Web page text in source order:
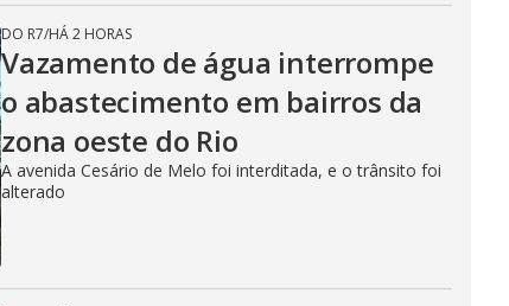
DO R7/HÁ 2 HORAS
Vazamento de água interrompe
o abastecimento em bairros da
zona oeste do Rio
A avenida Cesário de Melo foi interditada, e o trânsito foi
alterado